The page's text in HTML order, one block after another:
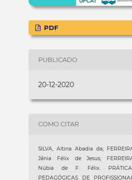
PDF
PUBLICADO
20-12-2020
COMO CITAR
SILVA, Altina Abadia da;
Jânia Félix de Jesus;
Núbia de F. Félix.
PEDAGÓGICAS DE